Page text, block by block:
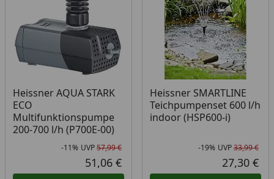
Heissner AQUA STARK
ECO
Multifunktionspumpe
200-700 l/h (P700E-00)
Rabatt in Prozent
-11%
Ursprünglicher Preis
UVP57,99 €
Aktueller Preis
51,06 €
Heissner SMARTLINE
Teichpumpenset 600 l/h
indoor (HSP600-i)
-19% UVP33,99 €
27,30 €